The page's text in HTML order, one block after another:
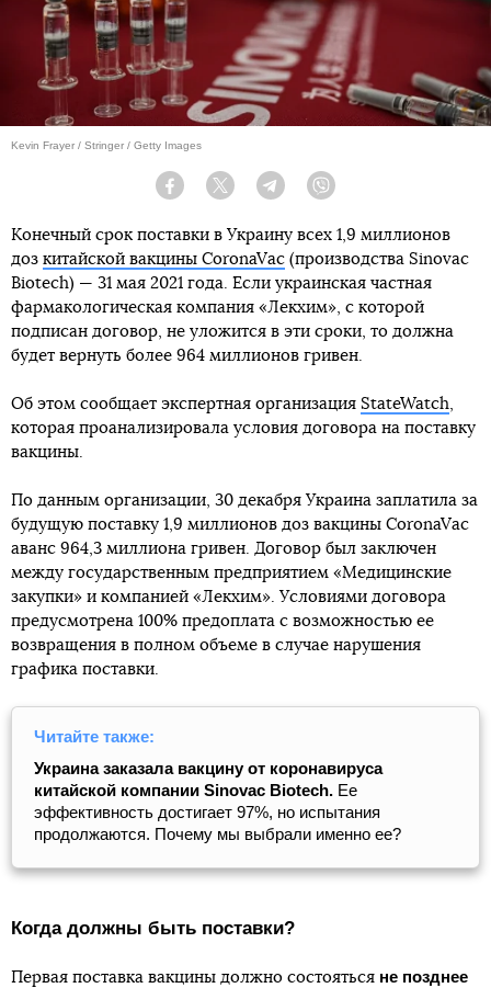
Kevin Frayer / Stringer / Getty Images
Facebook Twitter Telegram
Конечный срок поставки в Украину всех 1,9 миллионов
доз китайской вакцины CoronaVac (производства Sinovac
Biotech) — 31 мая 2021 года. Если украинская частная
фармакологическая компания «Лекхим», с которой
подписан договор, не уложится в эти сроки, то должна
будет вернуть более 964 миллионов гривен.
Об этом сообщает экспертная организация StateWatch,
которая проанализировала условия договора на поставку
вакцины.
По данным организации, 30 декабря Украина заплатила за
будущую поставку 1,9 миллионов доз вакцины CoronaVac
аванс 964,3 миллиона гривен. Договор был заключен
между государственным предприятием «Медицинские
закупки» и компанией «Лекхим». Условиями договора
предусмотрена 100% предоплата с возможностью ее
возвращения в полном объеме в случае нарушения
графика поставки.
Читайте также:
Украина заказала вакцину от коронавируса
китайской компании Sinovac Biotech. Ее
эффективность достигает 97%, но испытания
продолжаются. Почему мы выбрали именно ее?
Когда должны быть поставки?
Первая поставка вакцины должно состояться не позднее